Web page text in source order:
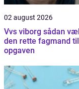
02 august 2026
Vvs viborg sådan vælger du
den rette fagmand til
opgaven